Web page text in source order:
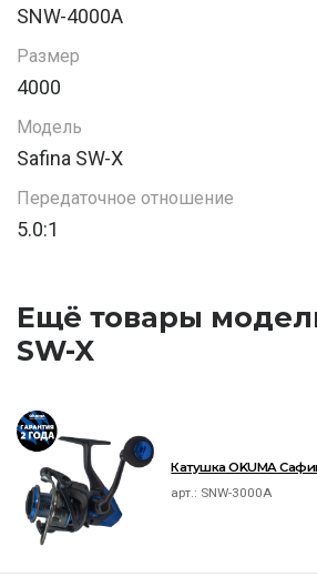
SNW-4000A
Размер
4000
Модель
Safina SW-X
Передаточное отношение
5.0:1
Ещё товары
SW-X
Катушка OKUMA
арт.: SNW-3000A